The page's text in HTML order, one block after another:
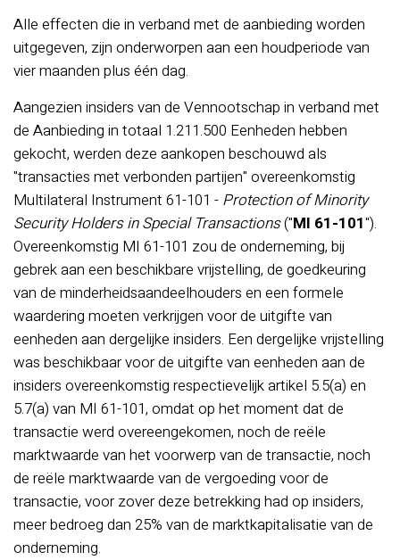
Alle effecten die in verband met de aanbieding worden
uitgegeven, zijn onderworpen aan een houdperiode van
vier maanden plus één dag.
Aangezien insiders van de Vennootschap in verband met
de Aanbieding in totaal 1.211.500 Eenheden hebben
gekocht, werden deze aankopen beschouwd als
"transacties met verbonden partijen" overeenkomstig
Multilateral Instrument 61-101 - Protection of Minority
Security Holders in Special Transactions("MI 61-101").
Overeenkomstig MI 61-101 zou de onderneming, bij
gebrek aan een beschikbare vrijstelling, de goedkeuring
van de minderheidsaandeelhouders en een formele
waardering moeten verkrijgen voor de uitgifte van
eenheden aan dergelijke insiders. Een dergelijke vrijstelling
was beschikbaar voor de uitgifte van eenheden aan de
insiders overeenkomstig respectievelijk artikel 5.5(a) en
5.7(a) van MI 61-101, omdat op het moment dat de
transactie werd overeengekomen, noch de reële
marktwaarde van het voorwerp van de transactie, noch
de reële marktwaarde van de vergoeding voor de
transactie, voor zover deze betrekking had op insiders,
meer bedroeg dan 25% van de marktkapitalisatie van de
onderneming.